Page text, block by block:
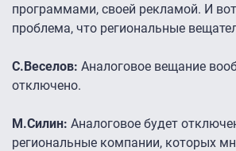
программами, своей рекламой. И
проблема, что региональные
С.Веселов: Аналоговое вещание
отключено.
М.Силин: Аналоговое будет
региональные компании, которых